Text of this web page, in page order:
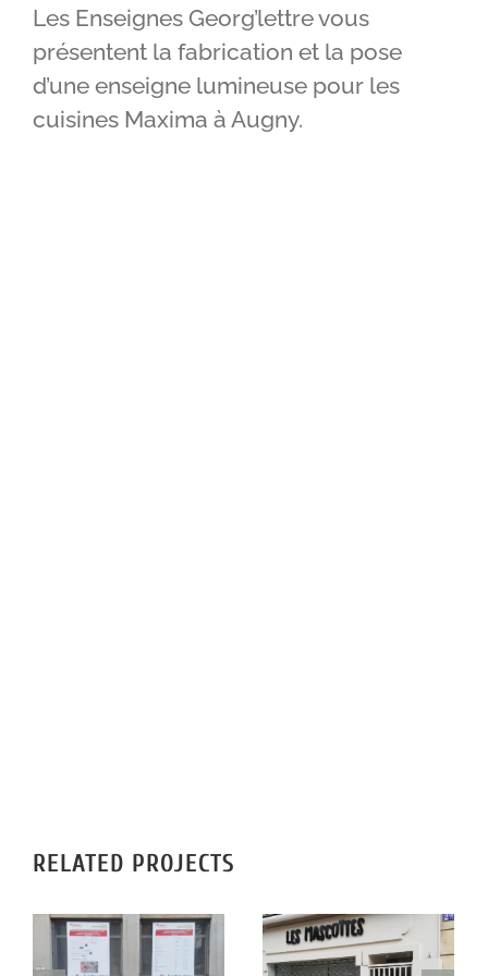
IMPRIMERIE
RÉALISATIONS
Les Enseignes Georg’lettre vous
présentent la fabrication et la pose
d’une enseigne lumineuse pour les
cuisines Maxima à Augny.
RELATED PROJECTS